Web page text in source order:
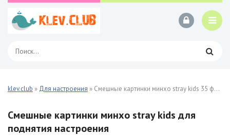
klev.club » Для настроения » Смешные картинки минхо stray kids 35 фото
Смешные картинки минхо stray kids для
поднятия настроения